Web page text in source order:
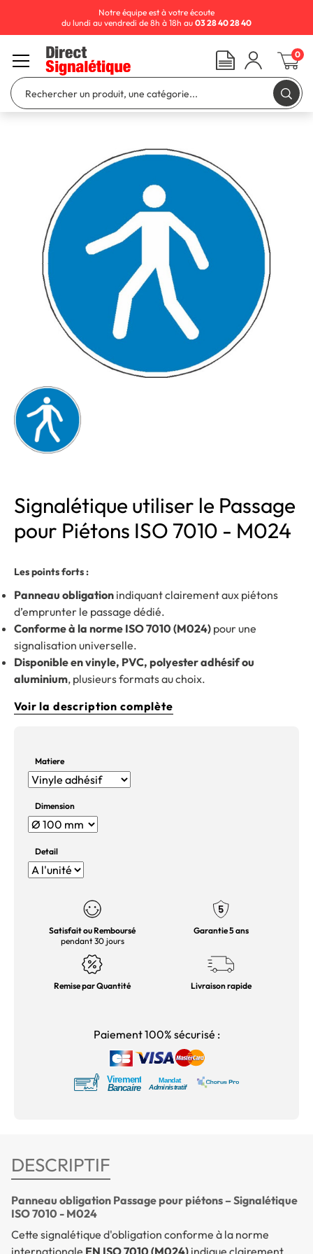
Signalétique utiliser le Passage
pour Piétons ISO 7010 - M024
Les points forts :
Panneau obligation indiquant clairement aux piétons
d’emprunter le passage dédié.
Conforme à la norme ISO 7010 (M024) pour une
signalisation universelle.
Disponible en vinyle, PVC, polyester adhésif ou
aluminium, plusieurs formats au choix.
Voir la description complète
Matiere
Dimension
Detail
Satisfait ou Remboursé
pendant 30 jours
Garantie 5 ans
Remise par Quantité Livraison rapide
Paiement 100% sécurisé :
DESCRIPTIF
Panneau obligation Passage pour piétons – Signalétique
ISO 7010 - M024
Cette signalétique d'obligation conforme à la norme
Notre équipe est à votre écoute
du lundi au vendredi de 8h à 18h au 03 28 40 28 40
0